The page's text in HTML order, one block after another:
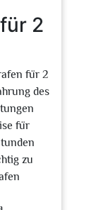
2
für 2
des
für
zu